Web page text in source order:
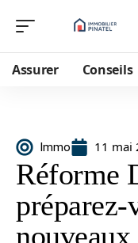
Assurer Conseils
Immo 11 mai
Réforme
préparez-
nouveaux